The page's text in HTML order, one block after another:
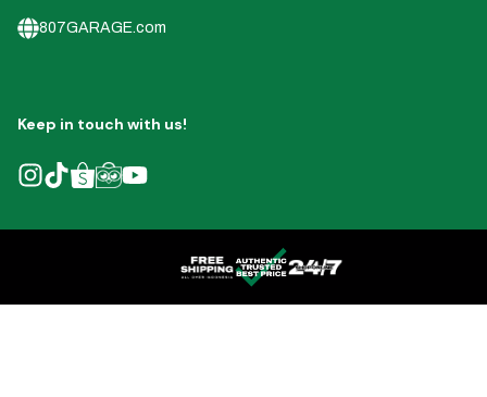
807GARAGE.com
Keep in touch with us!